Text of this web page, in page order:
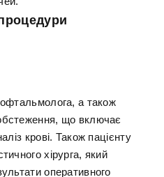
офтальмолога, а також
що включає
крові. Також пацієнту
хірурга, який
оперативного